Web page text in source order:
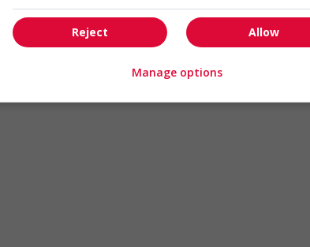
Marketing / Communication
Ressources
Tourisme / Hôtellerie
SantéAllow
Reject
Manage options